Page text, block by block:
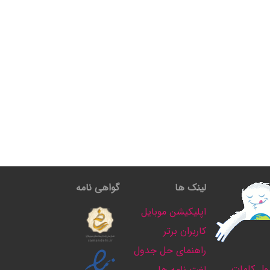
لینک ها
اپلیکیشن موبایل
کاربران برتر
راهنمای حل جدول
گواهی نامه